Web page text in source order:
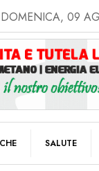
DOMENICA, 09
SALUTE